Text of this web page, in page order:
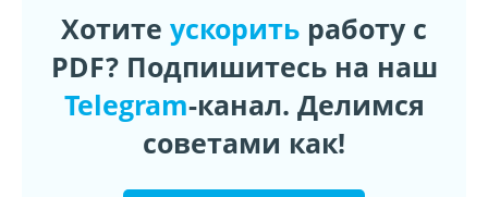
Хотите ускорить работу с
PDF? Подпишитесь на наш
Telegram-канал. Делимся
советами как!